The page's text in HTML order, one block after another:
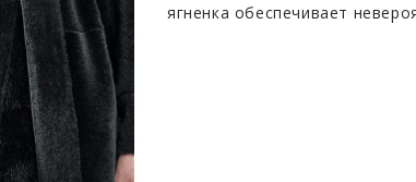
ягненка обеспечивает